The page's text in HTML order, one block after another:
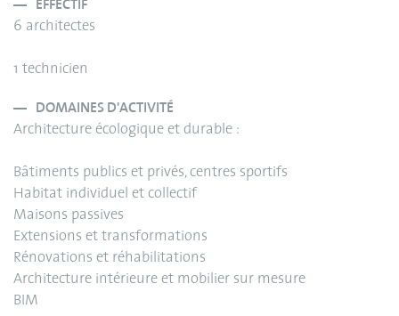
EFFECTIF
6 architectes
1 technicien
DOMAINES D'ACTIVITÉ
Architecture écologique et durable :
Bâtiments publics et privés, centres sportifs
Habitat individuel et collectif
Maisons passives
Extensions et transformations
Rénovations et réhabilitations
Architecture intérieure et mobilier sur mesure
BIM